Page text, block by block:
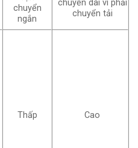
chuyển
ngắn
chuyển dài vì phải
chuyển tải
Thấp Cao